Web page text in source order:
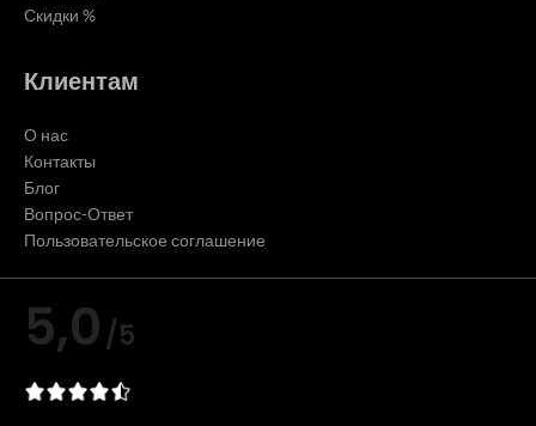
Скидки %
Клиентам
О нас
Контакты
Блог
Вопрос-Ответ
Пользовательское соглашение
5,0 /5